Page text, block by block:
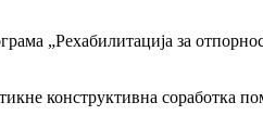
„Рехабилитација за
конструктивна соработка